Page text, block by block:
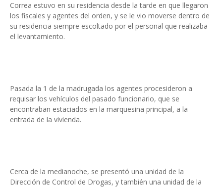
Correa estuvo en su residencia desde la tarde en que llegaron
los fiscales y agentes del orden, y se le vio moverse dentro de
su residencia siempre escoltado por el personal que realizaba
el levantamiento.
Pasada la 1 de la madrugada los agentes procesideron a
requisar los vehículos del pasado funcionario, que se
encontraban estaciados en la marquesina principal, a la
entrada de la vivienda.
Cerca de la medianoche, se presentó una unidad de la
Dirección de Control de Drogas, y también una unidad de la